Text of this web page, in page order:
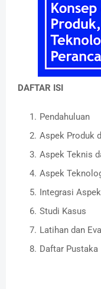
DAFTAR ISI
Pendahuluan
Aspek Produk
Aspek Teknis
Aspek
Integrasi
Studi Kasus
Latihan dan
Daftar Pustaka